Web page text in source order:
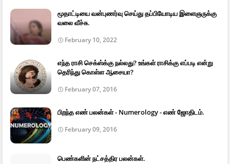
மூதாட்டியை வன்புணர்வு செய்து தப்பியோடிய இளைஞருக்கு
வலை வீச்சு.
February 10, 2022
எந்த ராசி செக்ஸ்க்கு நல்லது? உங்கள் ராசிக்கு எப்படி என்று
தெரிந்து கொள்ள ஆசையா?
February 07, 2016
பிறந்த எண் பலன்கள் - Numerology - எண் ஜோதிடம்.
February 09, 2016
பெண்களின் நட்சத்திர பலன்கள்.